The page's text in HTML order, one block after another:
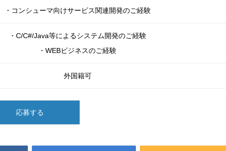
・コンシューマ向けサービス関連開発のご経験
・C/C#/Java等によるシステム開発のご経験
・WEBビジネスのご経験
外国籍可
応募する